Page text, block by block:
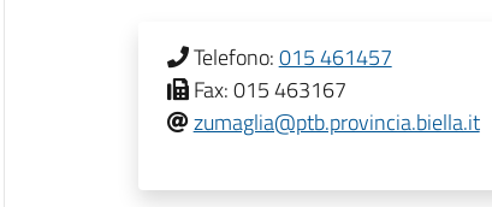
Telefono:015 461457
Fax:015 463167
zumaglia@ptb.provincia.biella.it